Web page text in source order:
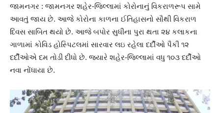
જામનગર : જામનગર શહેર-જિલ્લામાં કોરોનાનું વિકરાળરૂપ સામે
આવતું જાય છે. આજે કોરોના કાળના ઈતિહાસનો સૌથી વિકરાળ
દિવસ સાબિત થયો છે. આજે બપોર સુધીના પુરા થતા ૨૪ કલાકના
ગાળામાં કોવિડ હોસ્પિટલમાં સારવાર લઇ રહેલા દર્દીઓ પૈકી ૧૨
દર્દીઓએ દમ તોડી દીધો છે. જયારે શહેર-જિલ્લામાં વધુ ૧૦૩ દર્દીઓ
નવા નોંધાયા છે.